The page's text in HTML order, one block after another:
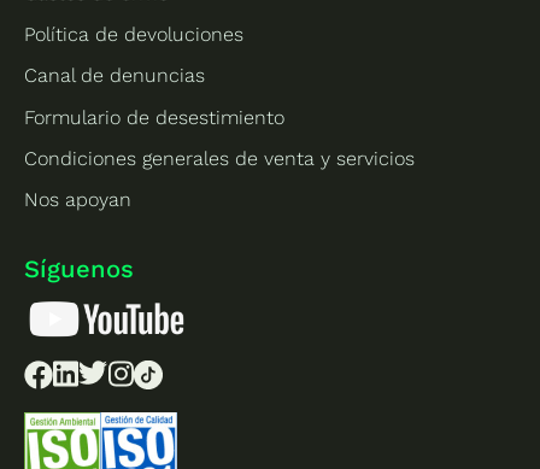
Política de devoluciones
Canal de denuncias
Formulario de desestimiento
Condiciones generales de venta y servicios
Nos apoyan
Síguenos